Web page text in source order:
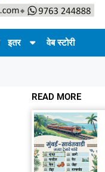
इतर वेब स्टोरी
READ MORE